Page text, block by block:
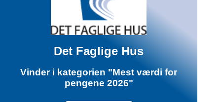
Det Faglige Hus
Vinder i kategorien "Mest værdi for
pengene 2026"